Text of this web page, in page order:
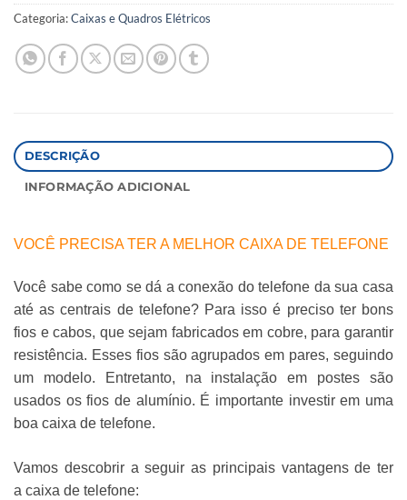
Categoria:Caixas e Quadros Elétricos
DESCRIÇÃO
INFORMAÇÃO ADICIONAL
VOCÊ PRECISA TER A MELHOR CAIXA DE TELEFONE
Você sabe como se dá a conexão do telefone da sua casa
até as centrais de telefone? Para isso é preciso ter bons
fios e cabos, que sejam fabricados em cobre, para garantir
resistência. Esses fios são agrupados em pares, seguindo
um modelo. Entretanto, na instalação em postes são
usados os fios de alumínio. É importante investir em uma
boa caixa de telefone.
Vamos descobrir a seguir as principais vantagens de ter
a caixa de telefone: